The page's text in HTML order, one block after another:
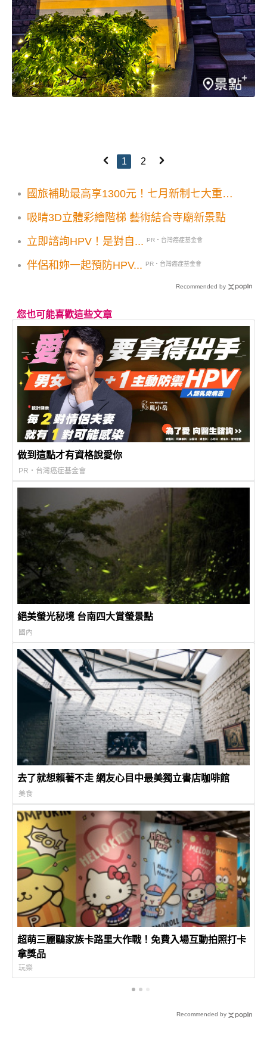
1 2
國旅補助最高享1300元！七月新制七大重點
吸睛3D立體彩繪階梯 藝術結合寺廟新景點
立即諮詢HPV！是對自...
PR・台灣癌症基金會
伴侶和妳一起預防HPV... PR・台灣癌症基金會
Recommended by
您也可能喜歡這些文章
做到這點才有資格說愛你
PR・台灣癌症基金會
絕美螢光秘境 台南四大賞螢景點
國內
去了就想賴著不走 網友心目中最美獨立書店咖啡館
美食
超萌三麗鷗家族卡路里大作戰！免費入場互動拍照打卡
拿獎品
玩樂
Recommended by